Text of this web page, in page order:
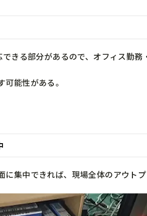
きる部分があるので、オフィス勤務
能性がある。
集中できれば、現場全体のアウトプ